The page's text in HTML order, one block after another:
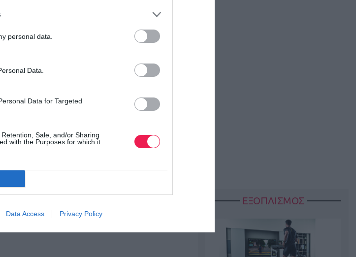
personal data.
Data.
Data for Targeted
Sale, and/or Sharing
with the Purposes for which it
Data Access Privacy Policy
ΕΞΟΠΛΙΣΜΟΣ